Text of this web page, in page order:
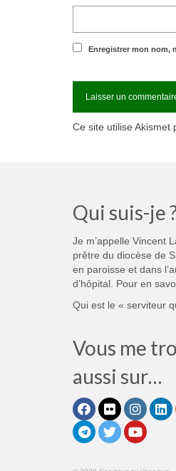
Enregistrer mon nom,
Ce site utilise Akismet
Qui suis-je
Je m’appelle Vincent
prêtre du diocèse de
en paroisse et dans
d’hôpital. Pour en
Qui est le « serviteur
Vous me
aussi sur…